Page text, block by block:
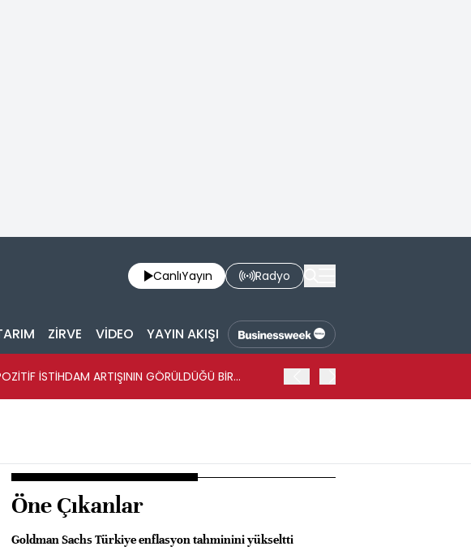
CanlıYayın Radyo
ZİRVE VİDEO YAYIN AKIŞI
İSTİHDAM ARTIŞININ GÖRÜLDÜĞÜ BİR
Öne Çıkanlar
Goldman Sachs Türkiye enflasyon tahminini yükseltti